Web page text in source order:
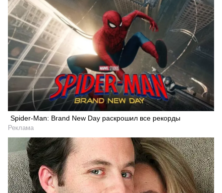
Spider-Man: Brand New Day раскрошил все рекорды
Реклама